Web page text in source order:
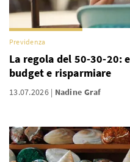
Previdenza
La regola del 50-30-20:
budget e risparmiare
13.07.2026 Nadine Graf